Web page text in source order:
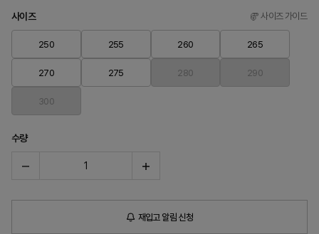
사이즈 사이즈 가이드
250 255 260 265
270 275 280 290
300
수량
재입고 알림 신청